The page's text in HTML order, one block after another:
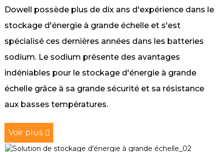
Dowell possède plus de dix ans d'expérience dans le
stockage d'énergie à grande échelle et s'est
spécialisé ces dernières années dans les batteries
sodium. Le sodium présente des avantages
indéniables pour le stockage d'énergie à grande
échelle grâce à sa grande sécurité et sa résistance
aux basses températures.
Voir plus